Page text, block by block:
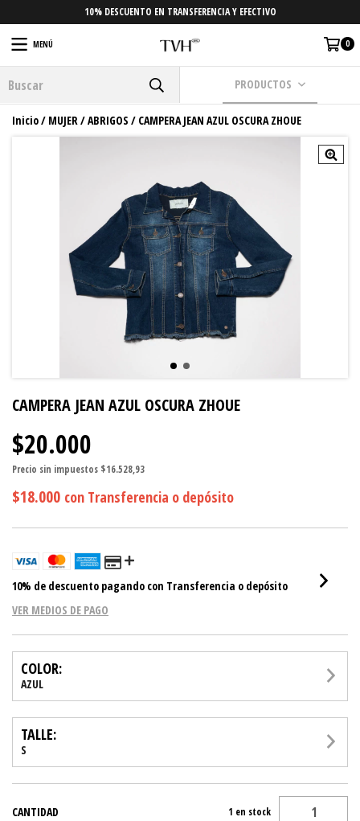
10% DESCUENTO EN TRANSFERENCIA Y EFECTIVO
MENÚ 0
PRODUCTOS
Inicio/ MUJER/ABRIGOS / CAMPERA JEAN AZUL OSCURA ZHOUE
CAMPERA JEAN AZUL OSCURA ZHOUE
$20.000
Precio sin impuestos $16.528,93
$18.000 con Transferencia o depósito
10% de descuento pagando con Transferencia o depósito
VER MEDIOS DE PAGO
COLOR:
AZUL
TALLE:
S
CANTIDAD 1 en stock